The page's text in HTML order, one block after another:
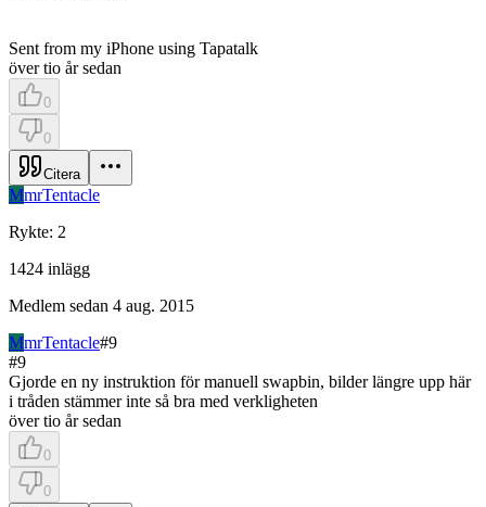
Sent from my iPhone using Tapatalk
över tio år sedan
0
0
Citera
MmrTentacle
Rykte: 2
1424 inlägg
Medlem sedan 4 aug. 2015
MmrTentacle#9
#9
Gjorde en ny instruktion för manuell swapbin, bilder längre upp här
i tråden stämmer inte så bra med verkligheten
över tio år sedan
0
0